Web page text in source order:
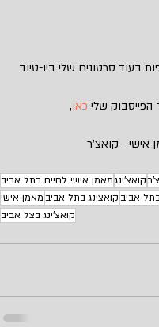
בעוד סרטונים שלי ביו-טיוב
הפייסבוק שלי כאן,
אישי - קואצ'ר
קואצ'ינגמאמן אישי לחיים בתל אביב
אביבקואצינג בתל אביבמאמן אישי
קואצ'ינג בצל אביב